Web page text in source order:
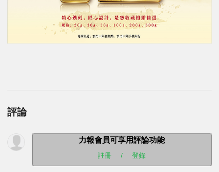
評論
力報會員可享用評論功能
註冊 / 登錄